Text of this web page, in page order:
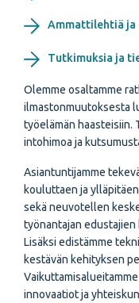
Ammattilehtiä ja
Tutkimuksia ja
Olemme osaltamme
ilmastonmuutoksesta
työelämän haasteisiin.
intohimoa ja
Asiantuntijamme
kouluttaen ja
sekä neuvotellen
työnantajan edustajien
Lisäksi edistämme
kestävän kehityksen
innovaatiot ja